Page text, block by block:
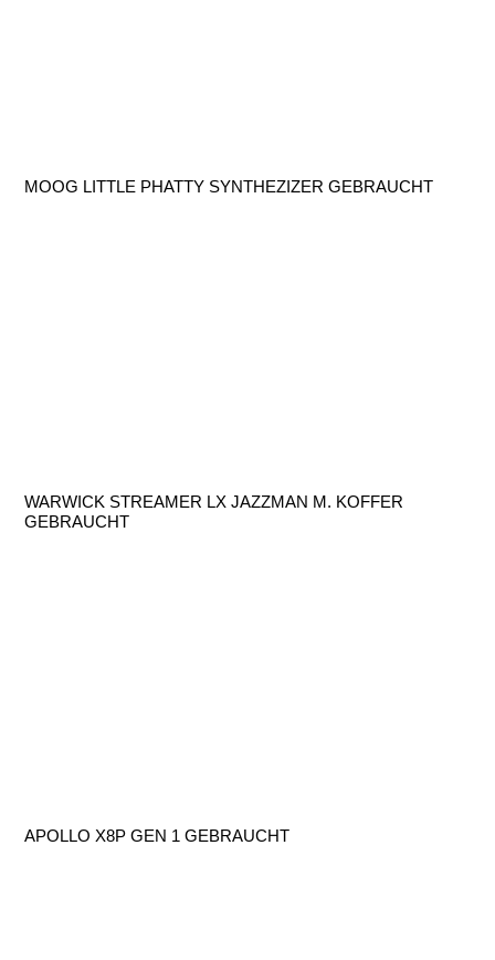
MOOG LITTLE PHATTY SYNTHEZIZER GEBRAUCHT
WARWICK STREAMER LX JAZZMAN M. KOFFER
GEBRAUCHT
APOLLO X8P GEN 1 GEBRAUCHT